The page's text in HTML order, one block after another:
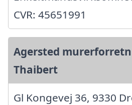
CVR: 45651991
Agersted
Thaibert
Gl Kongevej 36, 9330